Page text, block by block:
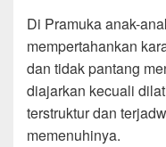
Di Pramuka anak-
mempertahankan
dan tidak pantang
diajarkan kecuali
terstruktur dan
memenuhinya.